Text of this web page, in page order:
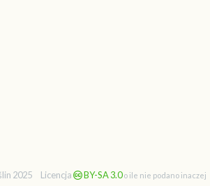
2025 Licencja BY-SA 3.0 o ile nie podano inaczej